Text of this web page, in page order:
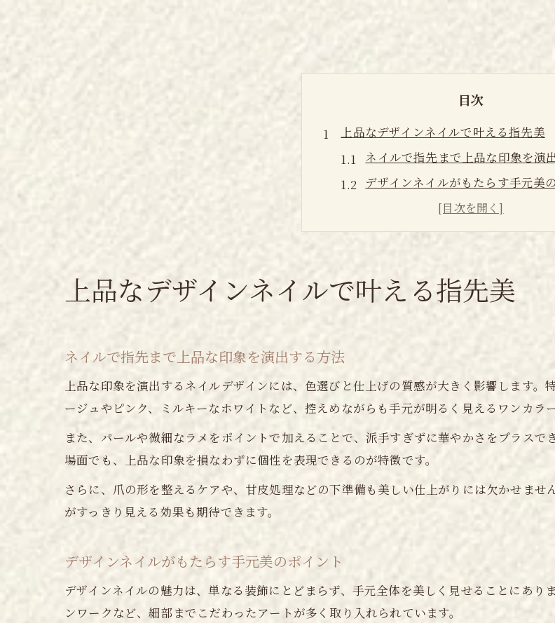
目次
上品なデザインネイルで叶える指先美
ネイルで指先まで上品な印象を演
デザインネイルがもたらす手元美
ネイル選びで大人の上質さを引き
上品なネイルデザインの最新トレ
自分らしさを引き出すネイル選びの秘訣
ネイル選びで自分らしさを表現する
理想のネイルデザインへ近づく相
ネイル選びで毎日が楽しくなる理
都筑区で話題のトレンドネイルを体験
ネイルで楽しむ都筑区発トレンドデ
話題のデザインネイル体験ポイン
ネイルサロンで人気の最新技術を
日常に溶け込む上質ネイルの魅力とは
ネイルが日常に自然となじむ理由と
上品なデザインネイルで叶える指先美
ネイルで指先まで上品な印象を演出する方法
上品な印象を演出するネイルデザインには、色選びと仕上げの質感が大きく影響します
ージュやピンク、ミルキーなホワイトなど、控えめながらも手元が明るく見えるワンカラー
また、パールや微細なラメをポイントで加えることで、派手すぎずに華やかさをプラス
場面でも、上品な印象を損なわずに個性を表現できるのが特徴です。
さらに、爪の形を整えるケアや、甘皮処理などの下準備も美しい仕上がりには欠かせま
がすっきり見える効果も期待できます。
デザインネイルがもたらす手元美のポイント
デザインネイルの魅力は、単なる装飾にとどまらず、手元全体を美しく見せることにあり
ンワークなど、細部までこだわったアートが多く取り入れられています。